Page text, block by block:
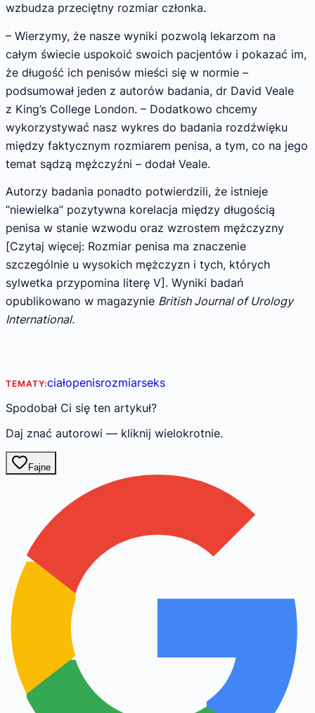
wzbudza przeciętny rozmiar członka.
– Wierzymy, że nasze wyniki pozwolą lekarzom na
całym świecie uspokoić swoich pacjentów i pokazać im,
że długość ich penisów mieści się w normie –
podsumował jeden z autorów badania, dr David Veale
z King’s College London. – Dodatkowo chcemy
wykorzystywać nasz wykres do badania rozdźwięku
między faktycznym rozmiarem penisa, a tym, co na jego
temat sądzą mężczyźni – dodał Veale.
Autorzy badania ponadto potwierdzili, że istnieje
“niewielka” pozytywna korelacja między długością
penisa w stanie wzwodu oraz wzrostem mężczyzny
[Czytaj więcej: Rozmiar penisa ma znaczenie
szczególnie u wysokich mężczyzn i tych, których
sylwetka przypomina literę V]. Wyniki badań
opublikowano w magazynie British Journal of Urology
International.
TEMATY:ciałopenisrozmiarseks
Spodobał Ci się ten artykuł?
Daj znać autorowi — kliknij wielokrotnie.
Fajne